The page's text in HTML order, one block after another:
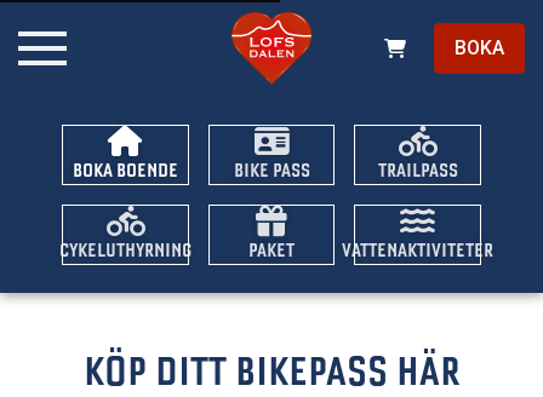
BOKA
BOKA BOENDE BIKE PASS TRAILPASS
CYKELUTHYRNING PAKET VATTENAKTIVITETER
KÖP DITT BIKEPASS HÄR